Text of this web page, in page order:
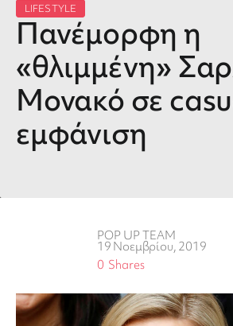
LIFESTYLE
Πανέμορφη η
«θλιμμένη»
Μονακό σε
εμφάνιση
POP UP TEAM
19 Νοεμβρίου, 2019
Shares
0